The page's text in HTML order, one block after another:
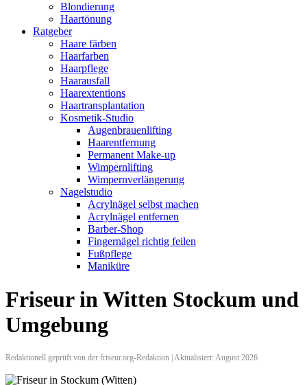
Blondierung
Haartönung
Ratgeber
Haare färben
Haarfarben
Haarpflege
Haarausfall
Haarextentions
Haartransplantation
Kosmetik-Studio
Augenbrauenlifting
Haarentfernung
Permanent Make-up
Wimpernlifting
Wimpernverlängerung
Nagelstudio
Acrylnägel selbst machen
Acrylnägel entfernen
Barber-Shop
Fingernägel richtig feilen
Fußpflege
Maniküre
Friseur in Witten Stockum und
Umgebung
Redaktionell geprüft von der friseur.org-Redaktion | Aktualisiert: August 2026